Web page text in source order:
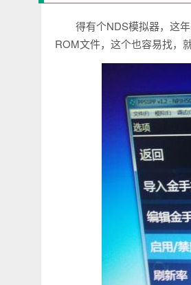
得有个NDS模拟器，这
ROM文件，这个也容易找，